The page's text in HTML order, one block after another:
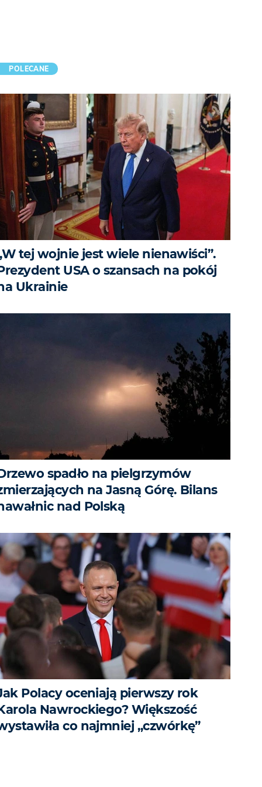
POLECANE
tej wojnie jest wiele nienawiści”.
USA o szansach na pokój
Ukrainie
spadło na pielgrzymów
na Jasną Górę. Bilans
nad Polską
Polacy oceniają pierwszy rok
Nawrockiego? Większość
co najmniej „czwórkę”